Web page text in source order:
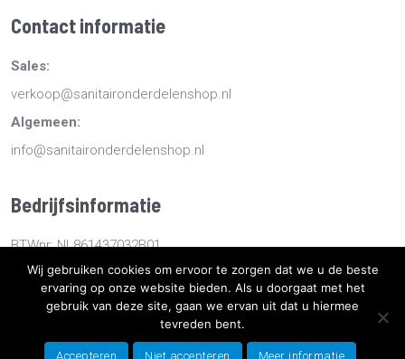
Contact informatie
Sales:
verkoop@sanitaironderdelenshop.nl
Algemeen:
info@sanitaironderdelenshop.nl
Bedrijfsinformatie
BTWnr: NL861437032B01
KvKnr: 78527112
Sanitaironderdelenshop.nl
Bestellen en bezorgen -Algemene voorwaarden-Sitemap
Wij gebruiken cookies om ervoor te zorgen dat we u de beste
ervaring op onze website bieden. Als u doorgaat met het
gebruik van deze site, gaan we ervan uit dat u hiermee
tevreden bent.
Accepteren Niet accepteren Meer informatie